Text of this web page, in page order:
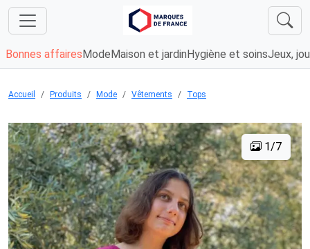
Bonnes affaires Mode Maison et jardin Hygiène et soinsJeux,
Accueil Produits Mode Vêtements Tops
1/7